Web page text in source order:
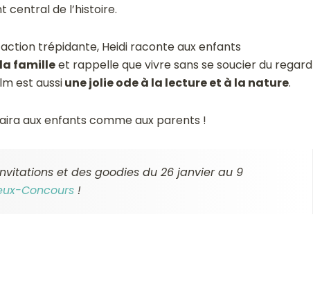
central de l’histoire.
trépidante, Heidi raconte aux enfants
familleet rappelle que vivre sans se soucier du regard
est aussiune jolie ode à la lecture et à la nature.
aux enfants comme aux parents !
et des goodies du 26 janvier au 9
Concours!